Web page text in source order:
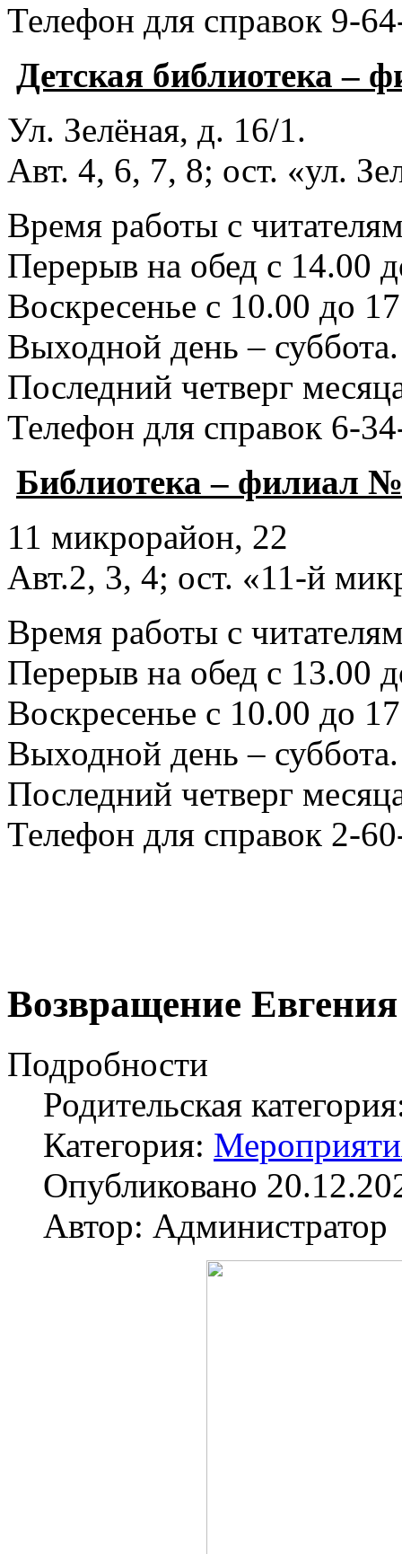
Телефон для справок 9-
Детская библиотека –
Ул. Зелёная, д. 16/1.
Авт. 4, 6, 7, 8; ост. «ул.
Время работы с
Перерыв на обед с 14.00
Воскресенье с 10.00 до
Выходной день – суббота.
Последний четверг
Телефон для справок 6-
Библиотека – филиал
11 микрорайон, 22
Авт.2, 3, 4; ост. «11-й
Время работы с
Перерыв на обед с 13.00
Воскресенье с 10.00 до
Выходной день – суббота.
Последний четверг
Телефон для справок 2-
Возвращение
Подробности
Родительская
Категория:
Опубликовано
Автор: Администратор